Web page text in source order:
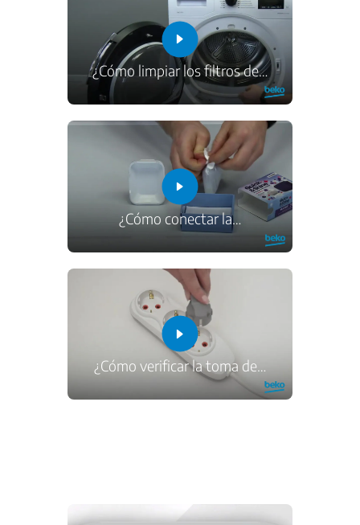
¿Cómo limpiar los filtros de…
¿Cómo conectar la…
¿Cómo verificar la toma de …